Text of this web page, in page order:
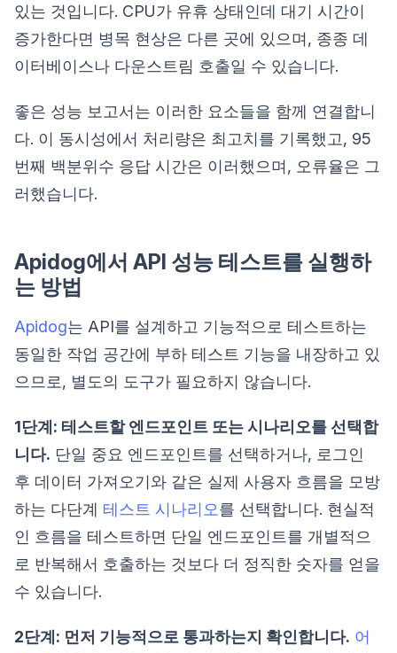
있는 것입니다. CPU가 유휴 상태인데 대기 시간이
증가한다면 병목 현상은 다른 곳에 있으며, 종종 데
이터베이스나 다운스트림 호출일 수 있습니다.
좋은 성능 보고서는 이러한 요소들을 함께 연결합니
다. 이 동시성에서 처리량은 최고치를 기록했고, 95
번째 백분위수 응답 시간은 이러했으며, 오류율은 그
러했습니다.
Apidog에서 API 성능 테스트를 실행하
는 방법
Apidog는 API를 설계하고 기능적으로 테스트하는
동일한 작업 공간에 부하 테스트 기능을 내장하고 있
으므로, 별도의 도구가 필요하지 않습니다.
1단계: 테스트할 엔드포인트 또는 시나리오를 선택합
니다. 단일 중요 엔드포인트를 선택하거나, 로그인
후 데이터 가져오기와 같은 실제 사용자 흐름을 모방
하는 다단계 테스트 시나리오를 선택합니다. 현실적
인 흐름을 테스트하면 단일 엔드포인트를 개별적으
로 반복해서 호출하는 것보다 더 정직한 숫자를 얻을
수 있습니다.
2단계: 먼저 기능적으로 통과하는지 확인합니다. 어